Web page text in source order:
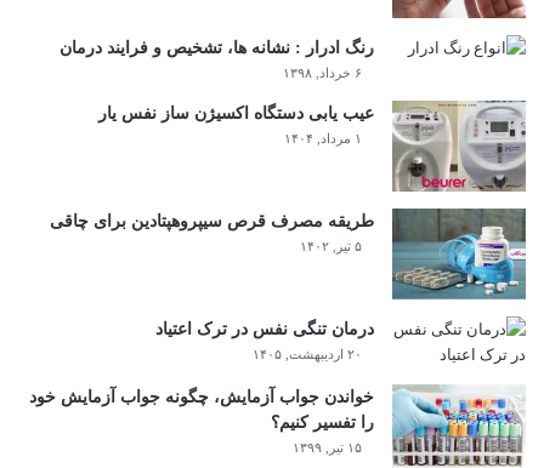
رنگ ادرار : نشانه ها، تشخیص و فرایند درمان
۶ خرداد, ۱۳۹۸
عیب یابی دستگاه اکسیژن ساز نفس یار
۱ مرداد, ۱۴۰۴
طریقه مصرف قرص سیپروهپتادین برای چاقی
۵ تیر, ۱۴۰۲
درمان تنگی نفس در ترک اعتیاد
۲۰ اردیبهشت, ۱۴۰۵
خواندن جواب آزمایش، چگونه جواب آزمایش خود
را تفسیر کنیم؟
۱۵ تیر, ۱۳۹۹